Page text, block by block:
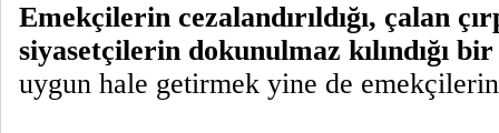
Emekçilerin cezalandırıldığı, çalan
siyasetçilerin dokunulmaz kılındığı
uygun hale getirmek yine de